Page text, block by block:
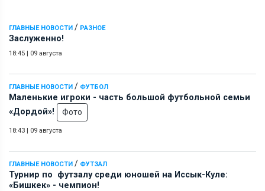
ГЛАВНЫЕ НОВОСТИ / РАЗНОЕ
Заслуженно!
18:45 | 09 августа
ГЛАВНЫЕ НОВОСТИ / ФУТБОЛ
Маленькие игроки - часть большой футбольной семьи
«Дордой»!
Фото
18:43 | 09 августа
ГЛАВНЫЕ НОВОСТИ / ФУТЗАЛ
Турнир по футзалу среди юношей на Иссык-Куле:
«Бишкек» - чемпион!